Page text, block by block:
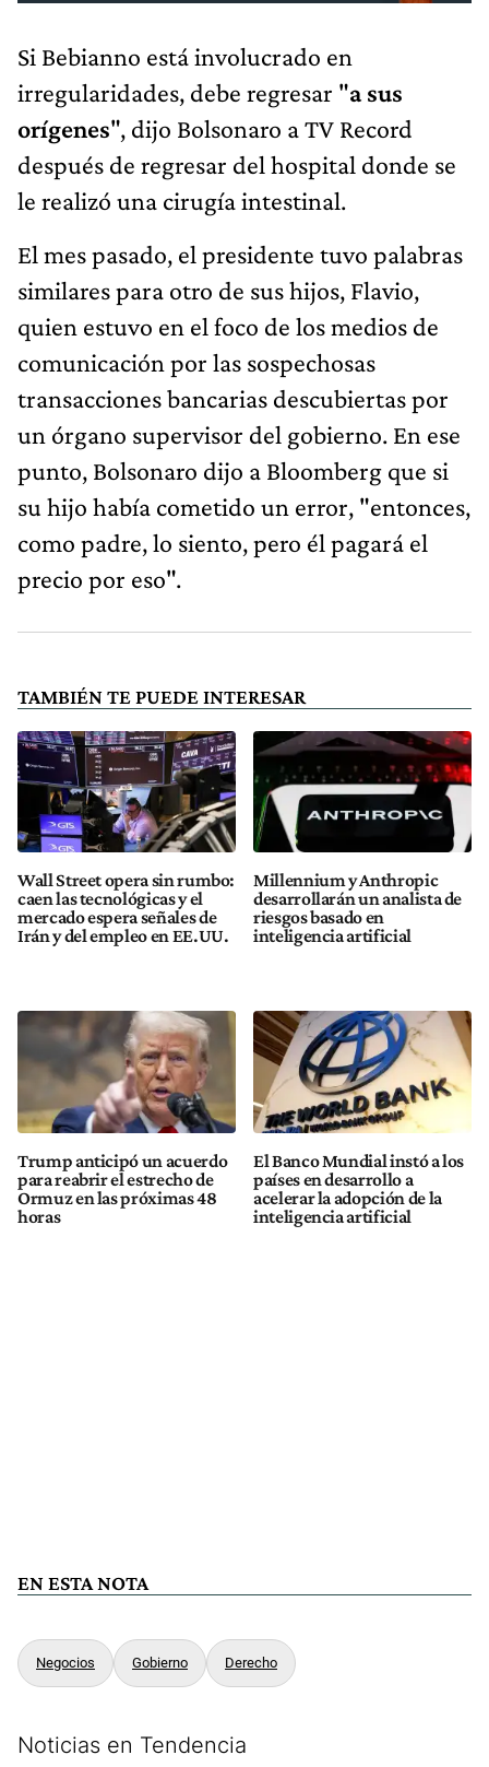
Si Bebianno está involucrado en
irregularidades, debe regresar "a sus
orígenes", dijo Bolsonaro a TV Record
después de regresar del hospital donde se
le realizó una cirugía intestinal.
El mes pasado, el presidente tuvo palabras
similares para otro de sus hijos, Flavio,
quien estuvo en el foco de los medios de
comunicación por las sospechosas
transacciones bancarias descubiertas por
un órgano supervisor del gobierno. En ese
punto, Bolsonaro dijo a Bloomberg que si
su hijo había cometido un error, "entonces,
como padre, lo siento, pero él pagará el
precio por eso".
TAMBIÉN TE PUEDE INTERESAR
Wall Street opera sin rumbo:
caen las tecnológicas y el
mercado espera señales de
Irán y del empleo en EE.UU.
Millennium y Anthropic
desarrollarán un analista de
riesgos basado en
inteligencia artificial
Trump anticipó un acuerdo
para reabrir el estrecho de
Ormuz en las próximas 48
horas
El Banco Mundial instó a los
países en desarrollo a
acelerar la adopción de la
inteligencia artificial
EN ESTA NOTA
Negocios Gobierno Derecho
Noticias en Tendencia